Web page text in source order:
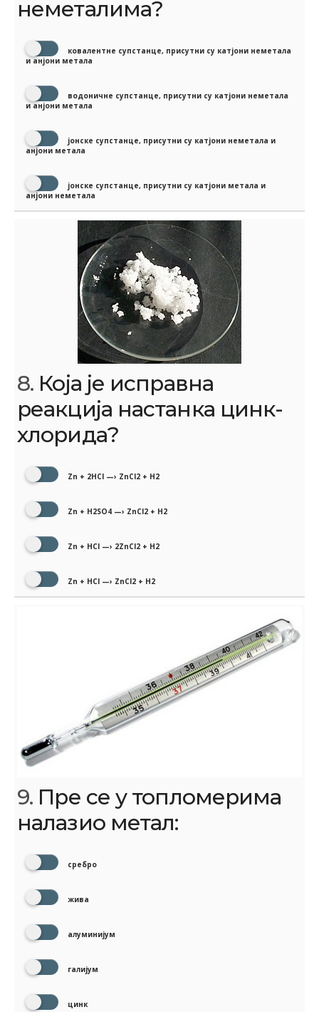
неметалима?
ковалентне супстанце, присутни су катјони неметала
и анјони метала
водоничне супстанце, присутни су катјони неметала
и анјони метала
јонске супстанце, присутни су катјони неметала и
анјони метала
јонске супстанце, присутни су катјони метала и
анјони неметала
8. Која је исправна
реакција настанка цинк-
хлорида?
Zn + 2HCl —› ZnCl2 + H2
Zn + H2SO4 —› ZnCl2 + H2
Zn + HCl —› 2ZnCl2 + H2
Zn + HCl —› ZnCl2 + H2
9. Пре се у топломерима
налазио метал:
сребро
жива
алуминијум
галијум
цинк